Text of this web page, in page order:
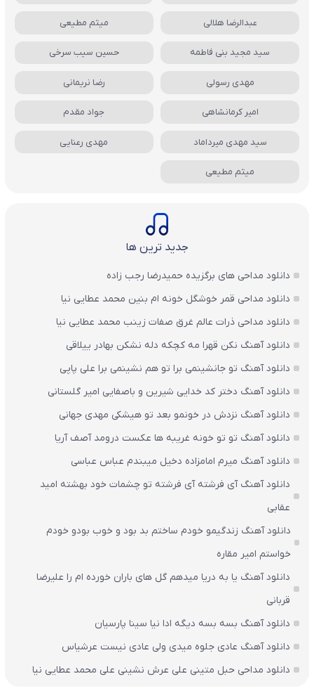
عبدالرضا هلالی میثم مطیعی
سید مجید بنی فاطمه حسین سیب سرخی
مهدی رسولی رضا نریمانی
امیر کرمانشاهی جواد مقدم
سید مهدی میرداماد مهدی رعنایی
میثم مطیعی
جدید ترین ها
دانلود مداحی های برگزیده حمیدرضا رجب زاده
دانلود مداحی قمر خوشگل خونه ام بنین محمد عطایی نیا
دانلود مداحی ذرات عالم غرق صفات زینب محمد عطایی نیا
دانلود آهنگ نکن قهرا مه کچکه دله نشکن بهادر ییلاقی
دانلود آهنگ تو جانشینمی برا تو هم نشینمی برا علی پاپی
دانلود آهنگ دختر کد خدایی شیرین و باصفایی امیر گلستانی
دانلود آهنگ نزدش در خونمو بعد تو هیشکی مهدی جهانی
دانلود آهنگ تو تو خونه غریبه ها عکست درومد آصف آریا
دانلود آهنگ میرم امامزاده دخیل میبندم عباس عباسی
دانلود آهنگ آی فرشته آی فرشته تو چشمات خود بهشته امید
عقابی
دانلود آهنگ زندگیمو خودم ساختم بد بود و خوب بودو خودم
خواستم امیر مقاره
دانلود آهنگ یا به دریا میدهم گل های باران‌ خورده ام را علیرضا
قربانی
دانلود آهنگ بسه بسه دیگه ادا نیا سینا پارسیان
دانلود آهنگ عادی جلوه میدی ولی عادی نیست عرشیاس
دانلود مداحی حبل متینی علی عرش نشینی علی محمد عطایی نیا